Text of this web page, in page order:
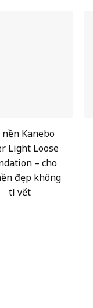
Kanebo
Light Loose
– cho
đẹp không
tì vết